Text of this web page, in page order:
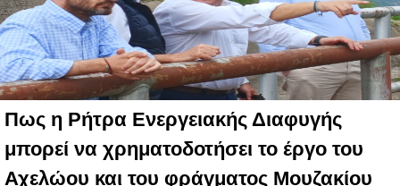
Πως η Ρήτρα Ενεργειακής Διαφυγής
μπορεί να χρηματοδοτήσει το έργο του
Αχελώου και του φράγματος Μουζακίου